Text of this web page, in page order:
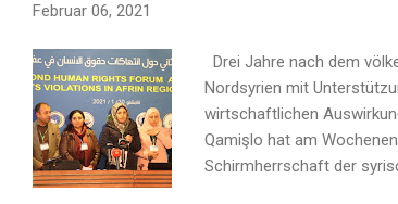
Februar 06, 2021
Drei Jahre nach dem
Nordsyrien mit
wirtschaftlichen
Qamişlo hat am
Schirmherrschaft der